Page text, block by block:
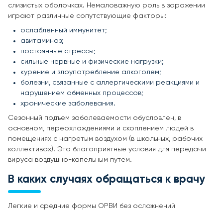
слизистых оболочках. Немаловажную роль в заражении
играют различные сопутствующие факторы:
ослабленный иммунитет;
авитаминоз;
постоянные стрессы;
сильные нервные и физические нагрузки;
курение и злоупотребление алкоголем;
болезни, связанные с аллергическими реакциями и
нарушением обменных процессов;
хронические заболевания.
Сезонный подъем заболеваемости обусловлен, в
основном, переохлаждениями и скоплением людей в
помещениях с нагретым воздухом (в школьных, рабочих
коллективах). Это благоприятные условия для передачи
вируса воздушно-капельным путем.
В каких случаях обращаться к врачу
Легкие и средние формы ОРВИ без осложнений